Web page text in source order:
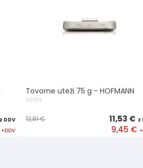
Tovorne uteži 75 g - HOFMANN
00199
12,81 €
11,53 €
9,45 €